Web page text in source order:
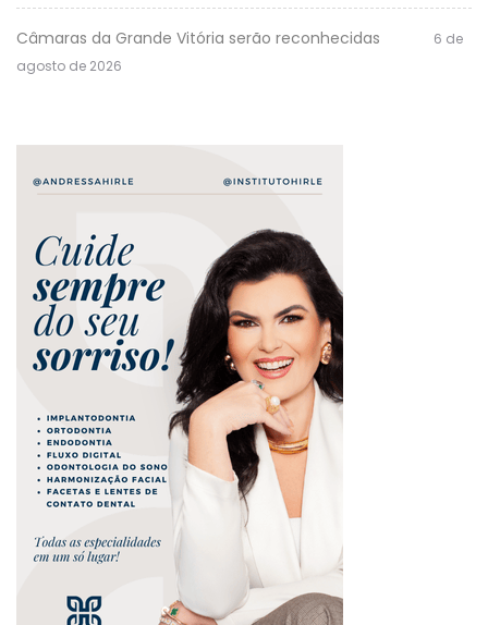
Câmaras da Grande Vitória serão reconhecidas
6 de
agosto de 2026